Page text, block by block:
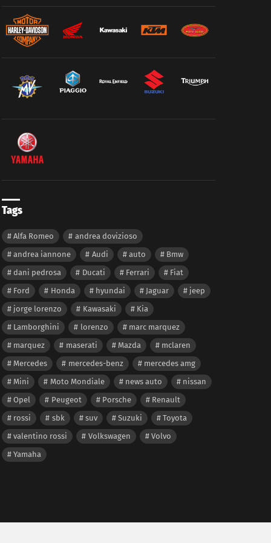
Tags
Alfa Romeo
andrea dovizioso
andrea iannone
Audi auto
Bmw
dani pedrosa
Ducati Ferrari
Fiat
Ford
Honda hyundai Jaguar
jeep
jorge lorenzo
Kawasaki
Kia
Lamborghini
lorenzo
marc marquez
marquez
maserati Mazda
mclaren
Mercedes
mercedes-benz
mercedes amg
Mini
Moto Mondiale news auto
nissan
Opel
Peugeot Porsche
Renault
rossi
sbk suv Suzuki
Toyota
valentino rossi
Volkswagen
Volvo
Yamaha